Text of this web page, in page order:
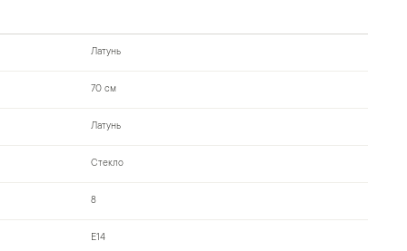
Латунь
70 см
Латунь
Стекло
8
Е14